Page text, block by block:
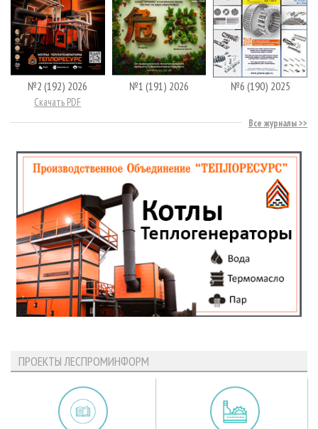
№2 (192) 2026
Скачать PDF
№1 (191) 2026 №6 (190) 2025
Все журналы
ПРОЕКТЫ ЛЕСПРОМИНФОРМ